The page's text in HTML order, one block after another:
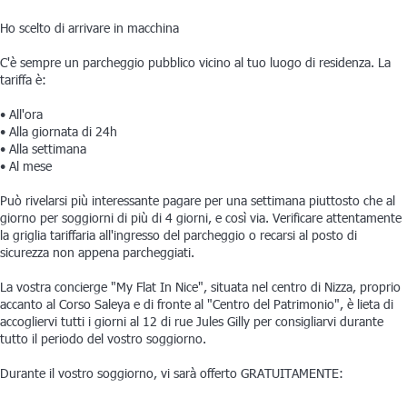
Ho scelto di arrivare in macchina
C'è sempre un parcheggio pubblico vicino al tuo luogo di residenza. La
tariffa è:
• All'ora
• Alla giornata di 24h
• Alla settimana
• Al mese
Può rivelarsi più interessante pagare per una settimana piuttosto che al
giorno per soggiorni di più di 4 giorni, e così via. Verificare attentamente
la griglia tariffaria all'ingresso del parcheggio o recarsi al posto di
sicurezza non appena parcheggiati.
La vostra concierge "My Flat In Nice", situata nel centro di Nizza, proprio
accanto al Corso Saleya e di fronte al "Centro del Patrimonio", è lieta di
accogliervi tutti i giorni al 12 di rue Jules Gilly per consigliarvi durante
tutto il periodo del vostro soggiorno.
Durante il vostro soggiorno, vi sarà offerto GRATUITAMENTE: